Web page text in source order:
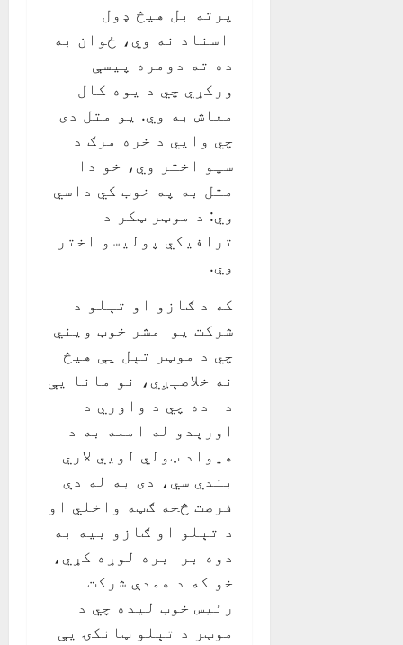
پرته بل هيڅ ډول
اسناد نه وي، ځوان به
ده ته دومره پيسې
ورکړي چي د يوه کال
معاش به وي. يو متل دی
چي وايي د خره مرګ د
سپو اختر وي، خو دا
متل به په خوب کي داسي
وي: د موټر ټکر د
ترافيکي پوليسو اختر
وي.
که د ګازو او تېلو د
شرکت يو مشر خوب ويني
چي د موټر تېل يې هيڅ
نه خلاصېږي، نو مانا يې
دا ده چي د واوري د
اورېدو له امله به د
هيواد ټولي لويي لاري
بندي سي، دی به له دې
فرصت څخه ګټه واخلي او
د تېلو او ګازو بيه به
دوه برابره لوړه کړي،
خو که د همدې شرکت
رئيس خوب ليده چي د
موټر د تېلو ټانکۍ يې